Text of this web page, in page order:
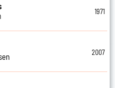
1971
2007